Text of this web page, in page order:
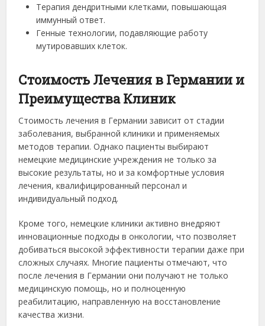
Терапия дендритными клетками, повышающая
иммунный ответ.
Генные технологии, подавляющие работу
мутировавших клеток.
Стоимость Лечения в Германии и
Преимущества Клиник
Стоимость лечения в Германии зависит от стадии
заболевания, выбранной клиники и применяемых
методов терапии. Однако пациенты выбирают
немецкие медицинские учреждения не только за
высокие результаты, но и за комфортные условия
лечения, квалифицированный персонал и
индивидуальный подход.
Кроме того, немецкие клиники активно внедряют
инновационные подходы в онкологии, что позволяет
добиваться высокой эффективности терапии даже при
сложных случаях. Многие пациенты отмечают, что
после лечения в Германии они получают не только
медицинскую помощь, но и полноценную
реабилитацию, направленную на восстановление
качества жизни.